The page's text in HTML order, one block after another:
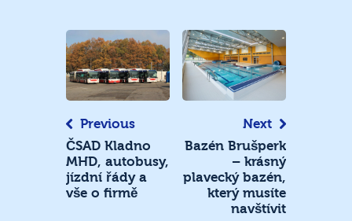
Navigace
pro
příspěvek
Previous
ČSAD Kladno
MHD, autobusy,
jízdní řády a
vše o firmě
Next
Bazén Brušperk
– krásný
plavecký bazén,
který musíte
navštívit